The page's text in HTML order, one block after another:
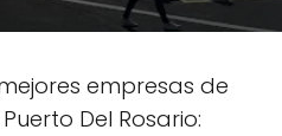
empresas de
Del Rosario: